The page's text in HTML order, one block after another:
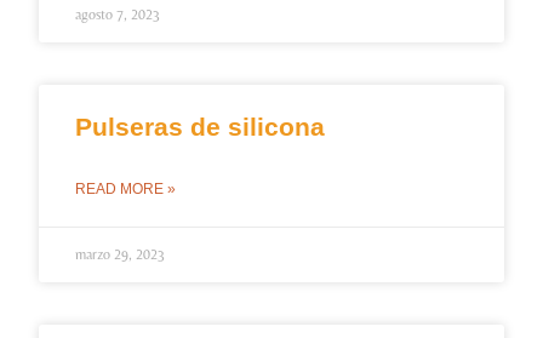
agosto 7, 2023
Pulseras de silicona
READ MORE »
marzo 29, 2023